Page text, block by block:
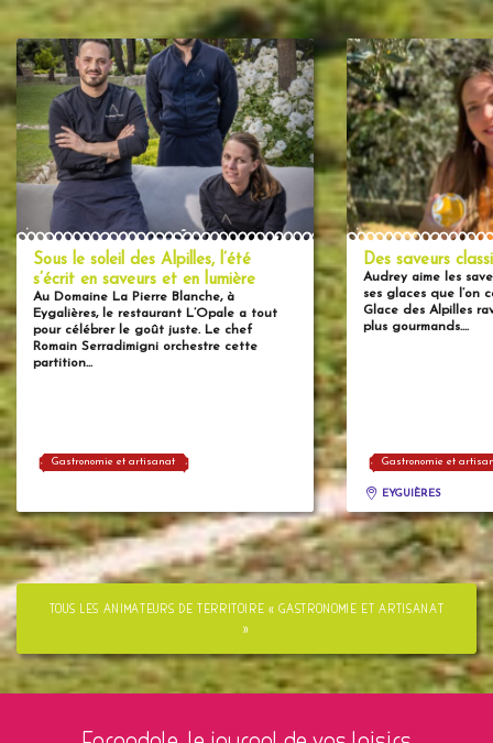
Sous le soleil des Alpilles, l’été
s’écrit en saveurs et en lumière
Au Domaine La Pierre Blanche, à
Eygalières, le restaurant L’Opale a tout
pour célébrer le goût juste. Le chef
Romain Serradimigni orchestre cette
partition...
Gastronomie et artisanat
Des saveurs
Audrey aime les
ses glaces que l’on
Glace des Alpilles
plus gourmands....
Gastronomie et
EYGUIÈRES
TOUS LES ANIMATEURS DE TERRITOIRE « GASTRONOMIE ET ARTISANAT
»